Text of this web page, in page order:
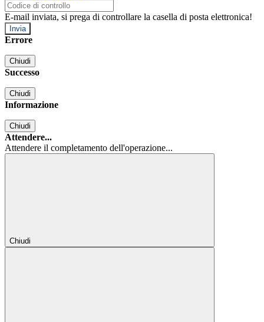
E-mail inviata, si prega di controllare la casella di posta elettronica!
Errore
Chiudi
Successo
Chiudi
Informazione
Chiudi
Attendere...
Attendere il completamento dell'operazione...
Chiudi